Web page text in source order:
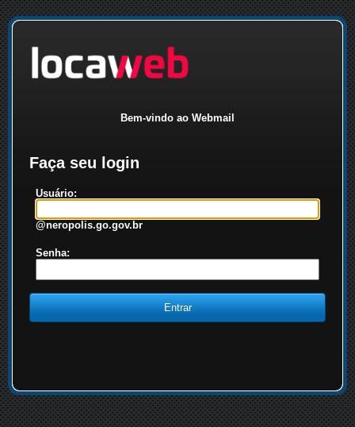
Bem-vindo ao Webmail
Faça seu login
Usuário:
@neropolis.go.gov.br
Senha: